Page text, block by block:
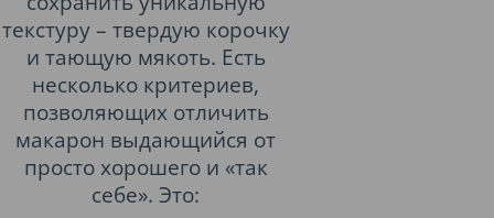
текстуру – твердую корочку
и тающую мякоть. Есть
несколько критериев,
позволяющих отличить
макарон выдающийся от
просто хорошего и «так
себе». Это: